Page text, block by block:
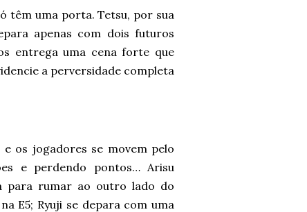
têm uma porta. Tetsu, por sua
apenas com dois futuros
entrega uma cena forte que
a perversidade completa
e os jogadores se movem pelo
e perdendo pontos… Arisu
para rumar ao outro lado do
E5; Ryuji se depara com uma